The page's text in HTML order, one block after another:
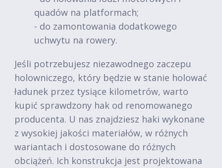
quadów na platformach;
- do zamontowania dodatkowego
uchwytu na rowery.
Jeśli potrzebujesz niezawodnego zaczepu
holowniczego, który będzie w stanie holować
ładunek przez tysiące kilometrów, warto
kupić sprawdzony hak od renomowanego
producenta. U nas znajdziesz haki wykonane
z wysokiej jakości materiałów, w różnych
wariantach i dostosowane do różnych
obciążeń. Ich konstrukcja jest projektowana